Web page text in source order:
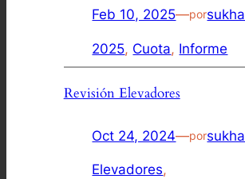
Feb 10, 2025—porsukha
2025, Cuota, Informe
Revisión Elevadores
Oct 24, 2024—porsukha
Elevadores